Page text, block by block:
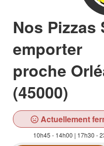
Nos Pizzas
emporter
proche
(45000)
Actuellement
10h45 - 14h00 | 17h30 -